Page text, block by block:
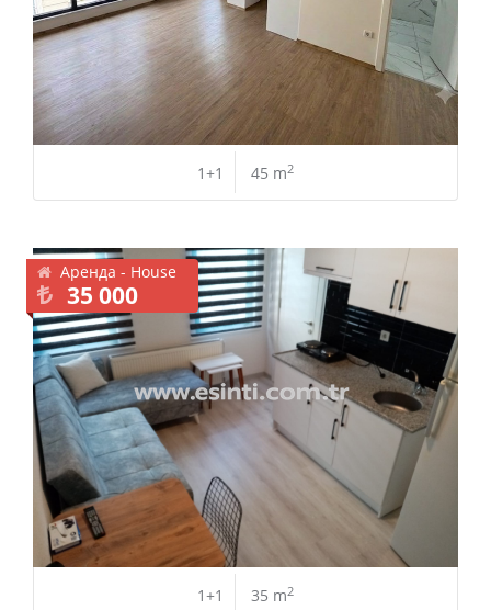
1+1 45 m2
Аренда - House
35 000
1+1 35 m2